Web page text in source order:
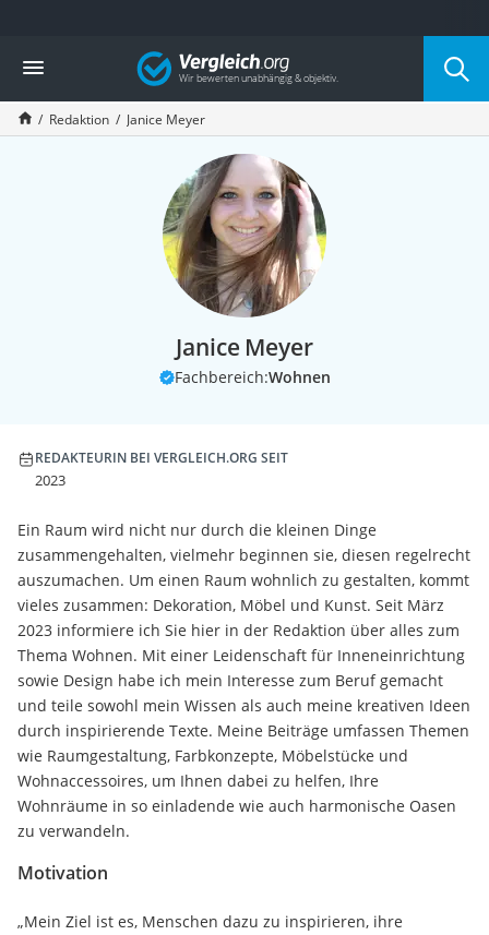
Die beliebtesten Vergleiche nach Kategorie
Service
Vergleich
Redaktion Janice Meyer
Janice Meyer
Fachbereich:Wohnen
REDAKTEURIN BEI VERGLEICH.ORG SEIT
2023
Ein Raum wird nicht nur durch die kleinen Dinge
zusammengehalten, vielmehr beginnen sie, diesen regelrecht
auszumachen. Um einen Raum wohnlich zu gestalten, kommt
vieles zusammen: Dekoration, Möbel und Kunst. Seit März
2023 informiere ich Sie hier in der Redaktion über alles zum
Thema Wohnen. Mit einer Leidenschaft für Inneneinrichtung
sowie Design habe ich mein Interesse zum Beruf gemacht
und teile sowohl mein Wissen als auch meine kreativen Ideen
durch inspirierende Texte. Meine Beiträge umfassen Themen
wie Raumgestaltung, Farbkonzepte, Möbelstücke und
Wohnaccessoires, um Ihnen dabei zu helfen, Ihre
Wohnräume in so einladende wie auch harmonische Oasen
zu verwandeln.
Motivation
„Mein Ziel ist es, Menschen dazu zu inspirieren, ihre